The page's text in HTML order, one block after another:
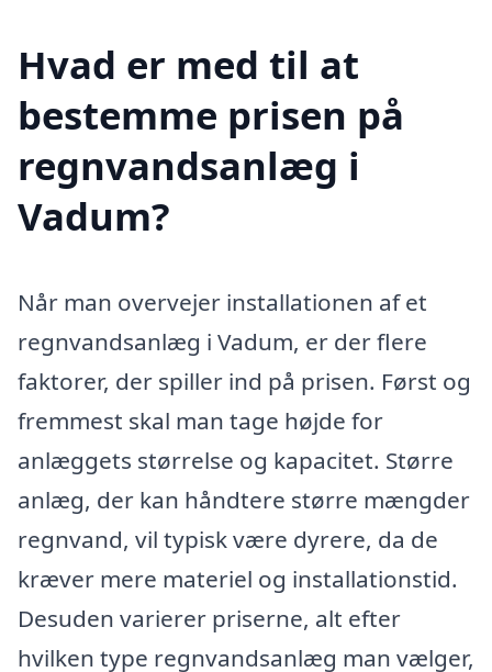
Hvad er med til at
bestemme prisen på
regnvandsanlæg i
Vadum?
Når man overvejer installationen af et
regnvandsanlæg i Vadum, er der flere
faktorer, der spiller ind på prisen. Først og
fremmest skal man tage højde for
anlæggets størrelse og kapacitet. Større
anlæg, der kan håndtere større mængder
regnvand, vil typisk være dyrere, da de
kræver mere materiel og installationstid.
Desuden varierer priserne, alt efter
hvilken type regnvandsanlæg man vælger,